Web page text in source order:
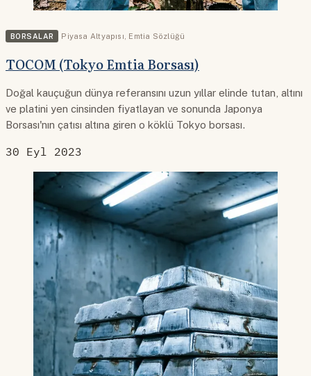
BORSALAR Piyasa Altyapısı Emtia Sözlüğü
TOCOM (Tokyo Emtia Borsası)
Doğal kauçuğun dünya referansını uzun yıllar elinde tutan, altını
ve platini yen cinsinden fiyatlayan ve sonunda Japonya
Borsası'nın çatısı altına giren o köklü Tokyo borsası.
30 Eyl 2023